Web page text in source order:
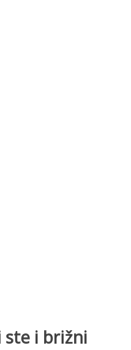
ste i brižni